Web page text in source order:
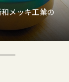
メッキ工業の